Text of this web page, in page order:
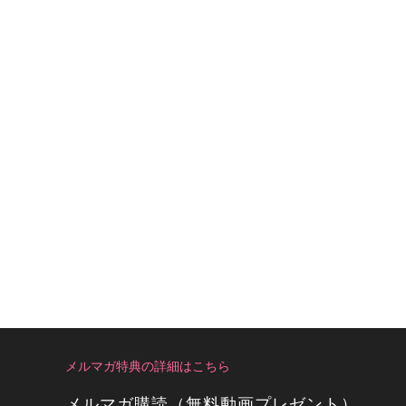
メルマガ特典の詳細はこちら